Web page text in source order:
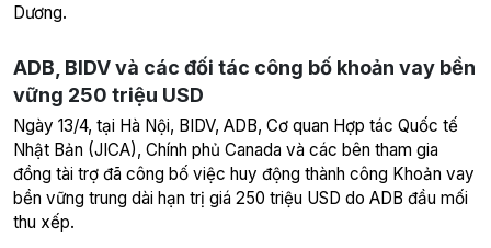
Dương.
ADB, BIDV và các đối tác công bố khoản vay bền
vững 250 triệu USD
Ngày 13/4, tại Hà Nội, BIDV, ADB, Cơ quan Hợp tác Quốc tế
Nhật Bản (JICA), Chính phủ Canada và các bên tham gia
đồng tài trợ đã công bố việc huy động thành công Khoản vay
bền vững trung dài hạn trị giá 250 triệu USD do ADB đầu mối
thu xếp.